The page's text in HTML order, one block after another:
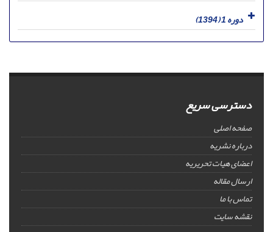
دوره 1 (1394)
دسترسی سریع
صفحه اصلی
درباره نشریه
اعضای هیات تحریریه
ارسال مقاله
تماس با ما
نقشه سایت